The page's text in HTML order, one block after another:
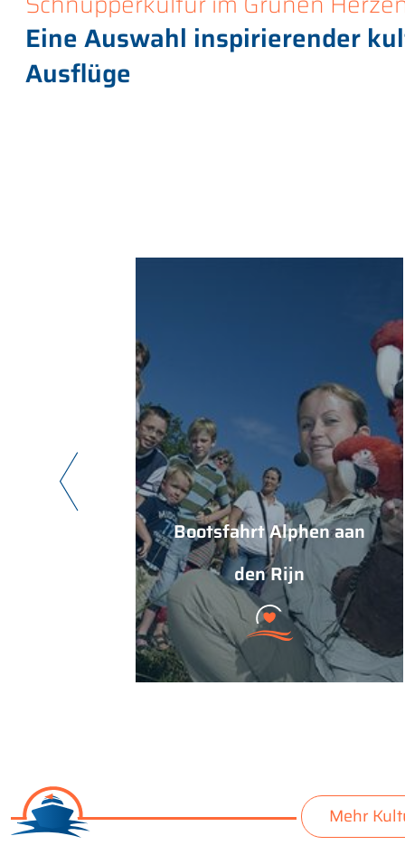
Eine Auswahl inspirierender
Ausflüge
Bootsfahrt Alphen aan
den Rijn
Mehr